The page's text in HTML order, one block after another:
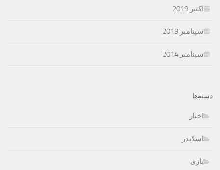
اکتبر 2019
سپتامبر 2019
سپتامبر 2014
دسته‌ها
اخبار
اسلایدر
بازی